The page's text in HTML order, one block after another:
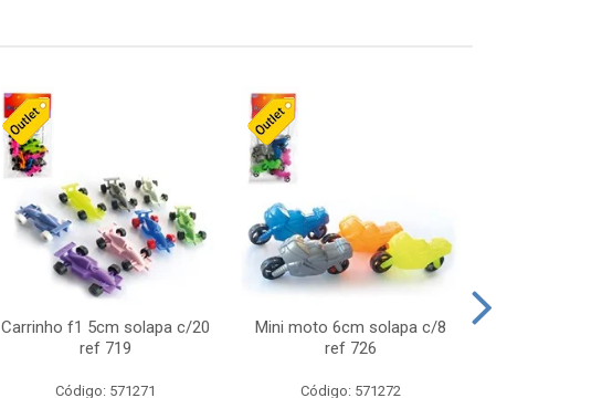
Carrinho f1 5cm solapa c/20
ref 719
Código: 571271
Mini moto 6cm solapa c/8
ref 726
Código: 571272